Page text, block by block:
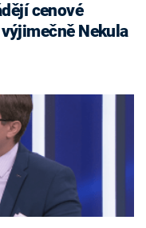
cenové
Nekula